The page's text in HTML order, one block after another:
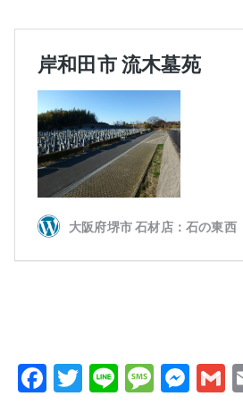
Facebook
Twitter
Line